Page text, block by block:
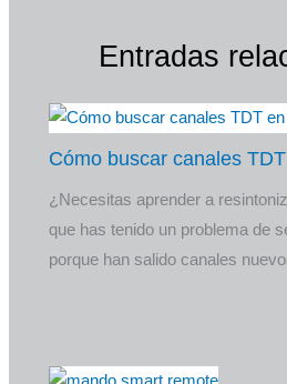
Entradas
Cómo buscar canales
¿Necesitas aprender a
que has tenido un problema de
porque han salido canales